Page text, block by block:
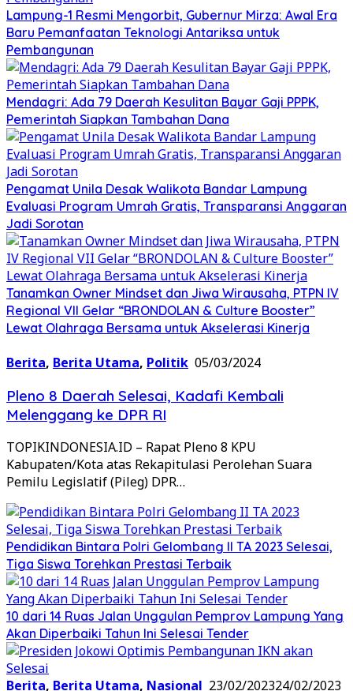
Lampung-1 Resmi Mengorbit, Gubernur Mirza: Awal Era
Baru Pemanfaatan Teknologi Antariksa untuk
Pembangunan
Mendagri: Ada 79 Daerah Kesulitan Bayar Gaji PPPK,
Pemerintah Siapkan Tambahan Dana
Pengamat Unila Desak Walikota Bandar Lampung
Evaluasi Program Umrah Gratis, Transparansi Anggaran
Jadi Sorotan
Tanamkan Owner Mindset dan Jiwa Wirausaha, PTPN IV
Regional VII Gelar “BRONDOLAN & Culture Booster”
Lewat Olahraga Bersama untuk Akselerasi Kinerja
Berita, Berita Utama, Politik 05/03/2024
Pleno 8 Daerah Selesai, Kadafi Kembali
Melenggang ke DPR RI
TOPIKINDONESIA.ID – Rapat Pleno 8 KPU
Kabupaten/Kota atas Rekapitulasi Perolehan Suara
Pemilu Legislatif (Pileg) DPR…
Pendidikan Bintara Polri Gelombang II TA 2023 Selesai,
Tiga Siswa Torehkan Prestasi Terbaik
10 dari 14 Ruas Jalan Unggulan Pemprov Lampung Yang
Akan Diperbaiki Tahun Ini Selesai Tender
Berita, Berita Utama, Nasional 23/02/202324/02/2023